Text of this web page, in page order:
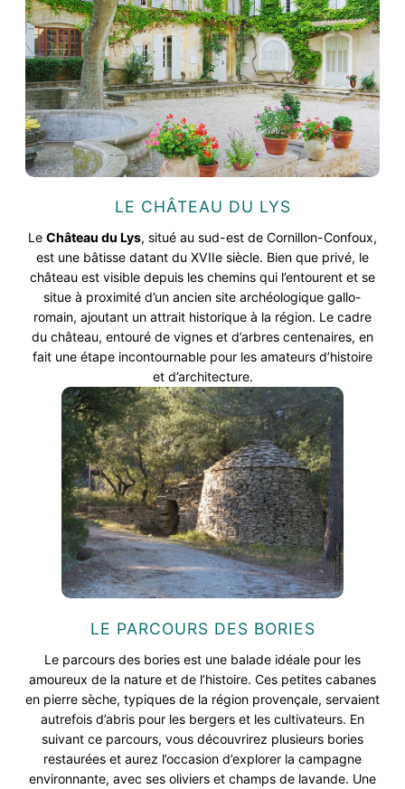
LE CHÂTEAU DU LYS
Le Château du Lys, situé au sud-est de Cornillon-Confoux,
est une bâtisse datant du XVIIe siècle. Bien que privé, le
château est visible depuis les chemins qui l’entourent et se
situe à proximité d’un ancien site archéologique gallo-
romain, ajoutant un attrait historique à la région. Le cadre
du château, entouré de vignes et d’arbres centenaires, en
fait une étape incontournable pour les amateurs d’histoire
et d’architecture.
LE PARCOURS DES BORIES
Le parcours des bories est une balade idéale pour les
amoureux de la nature et de l’histoire. Ces petites cabanes
en pierre sèche, typiques de la région provençale, servaient
autrefois d’abris pour les bergers et les cultivateurs. En
suivant ce parcours, vous découvrirez plusieurs bories
restaurées et aurez l’occasion d’explorer la campagne
environnante, avec ses oliviers et champs de lavande. Une